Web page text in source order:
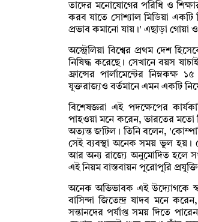
তাদের মনোযোগের পরিধি ও
করব যাতে সোশ্যাল মিডিয়া
প্রভাব কমানো যায়।' এছাড়া গোয়া
অস্ট্রেলিয়া বিশ্বের প্রথম দেশ
নিষিদ্ধ করেছে। সেখানে বয়স
ফ্রান্সের পার্লামেন্টের
যুক্তরাজ্যও বর্তমানে এমন একটি
বিশেষজ্ঞরা এই পদক্ষেপের
পাহওয়া মনে করেন, ভারতের মতো
অত্যন্ত জটিল। তিনি বলেন,
সেই ব্যবস্থা অনেক সময় ভুল হয়।
আর অন্য রাজ্যে অনুমোদিত হলে
এই নিয়ম বাস্তবায়ন পুরোপুরি
অনেক অভিভাবক এই উদ্যোগকে
বাসিন্দা জিতেন্দ্র যাদব মনে
সন্তানদের পর্যাপ্ত সময় দিতে